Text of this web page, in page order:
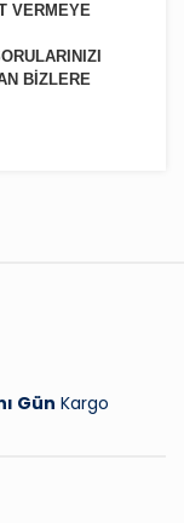
VERMEYE
BİZLERE
Gün Kargo